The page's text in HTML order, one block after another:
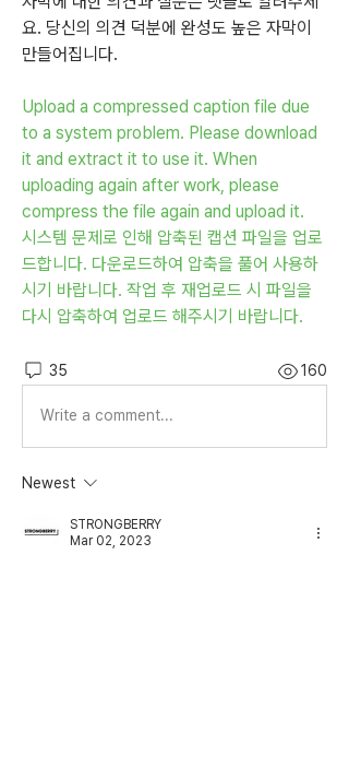
요. 당신의 의견 덕분에 완성도 높은 자막이
만들어집니다.
Upload a compressed caption file due
to a system problem. Please download
it and extract it to use it. When
uploading again after work, please
compress the file again and upload it.
시스템 문제로 인해 압축된 캡션 파일을 업로
드합니다. 다운로드하여 압축을 풀어 사용하
시기 바랍니다. 작업 후 재업로드 시 파일을
다시 압축하여 업로드 해주시기 바랍니다.
35 160
Write a comment...
Newest
STRONGBERRY
Mar 02, 2023